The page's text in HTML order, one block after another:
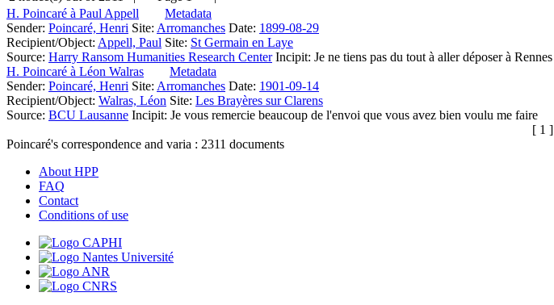
H. Poincaré à Paul Appell
Metadata
Sender: Poincaré, Henri Site: Arromanches Date: 1899-08-29
Recipient/Object: Appell, Paul Site: St Germain en Laye
Source: Harry Ransom Humanities Research CenterIncipit: Je ne tiens pas du tout à aller déposer à Rennes
H. Poincaré à Léon Walras
Metadata
Sender: Poincaré, Henri Site: Arromanches Date: 1901-09-14
Recipient/Object: Walras, Léon Site: Les Brayères sur Clarens
Source: BCU Lausanne Incipit: Je vous remercie beaucoup de l'envoi que vous avez bien voulu me faire
[ 1 ]
Poincaré's correspondence and varia : 2311 documents
About HPP
FAQ
Contact
Conditions of use